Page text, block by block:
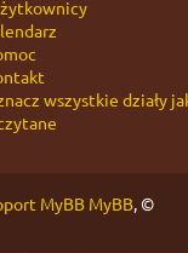
wszystkie działy
MyBB MyBB, ©